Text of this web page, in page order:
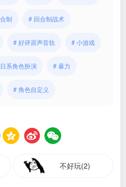
制 # 回合制战术
# 好评原声音轨 # 小游戏
系角色扮演 # 暴力
# 角色自定义
不好玩(2)